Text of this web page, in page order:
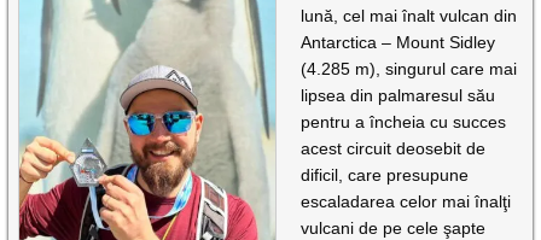
lună, cel mai înalt vulcan din
Antarctica – Mount Sidley
(4.285 m), singurul care mai
lipsea din palmaresul său
pentru a încheia cu succes
acest circuit deosebit de
dificil, care presupune
escaladarea celor mai înalţi
vulcani de pe cele şapte